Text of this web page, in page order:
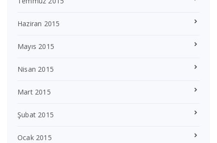
Haziran 2015
Mayıs 2015
Nisan 2015
Mart 2015
Şubat 2015
Ocak 2015